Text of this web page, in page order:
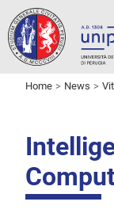
Home News